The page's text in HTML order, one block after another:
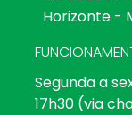
Horizonte -
Segunda a
17h30 (via